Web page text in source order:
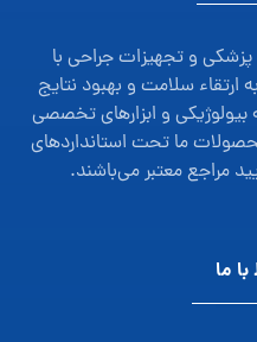
پزشکی و تجهیزات جراحی با
ارتقاء سلامت و بهبود نتایج
بیولوژیکی و ابزارهای تخصصی
ما تحت استانداردهای
مراجع معتبر می‌باشند.
با ما